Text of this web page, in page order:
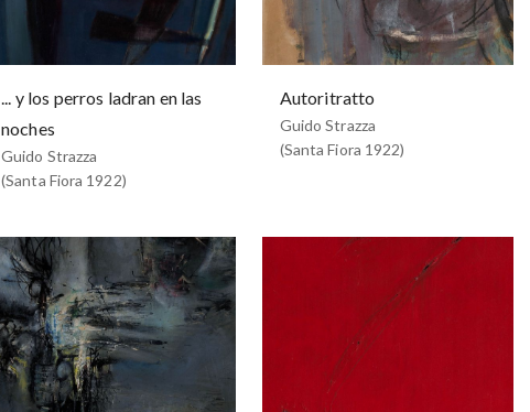
... y los perros ladran en las
noches
Guido Strazza
(Santa Fiora 1922)
Autoritratto
Guido Strazza
(Santa Fiora 1922)